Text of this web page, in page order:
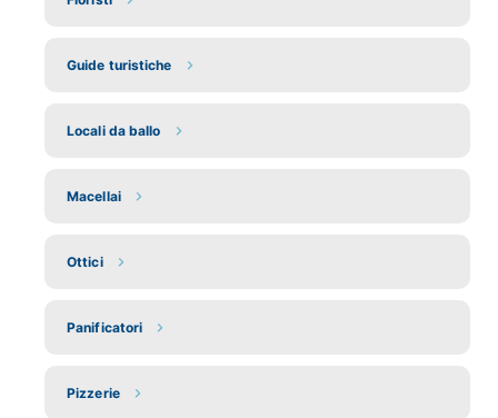
Guide turistiche
Locali da ballo
Macellai
Ottici
Panificatori
Pizzerie